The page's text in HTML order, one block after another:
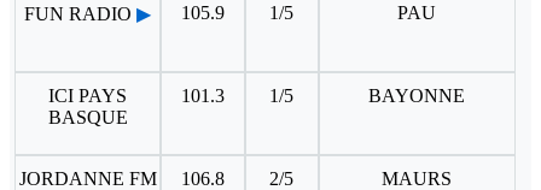
FUN RADIO ▶ 105.9 1/5 PAU
ICI PAYS
BASQUE
101.3 1/5 BAYONNE
JORDANNE FM 106.8 2/5 MAURS